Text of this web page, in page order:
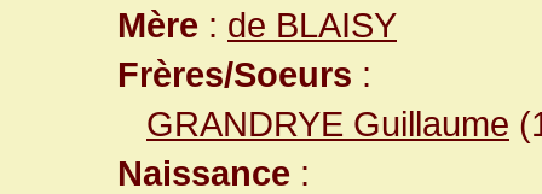
Mère : de BLAISY
Frères/Soeurs :
GRANDRYE Guillaume
Naissance :